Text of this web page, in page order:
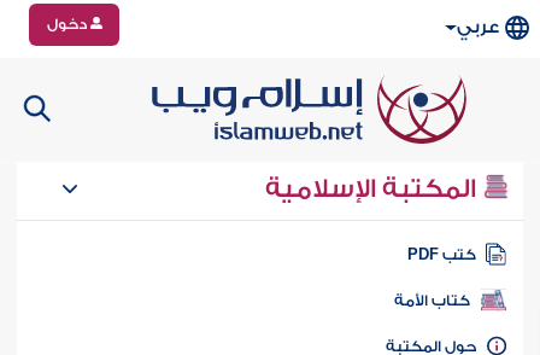
عربي دخول
المكتبة الإسلامية
كتب PDF
كتاب الأمة